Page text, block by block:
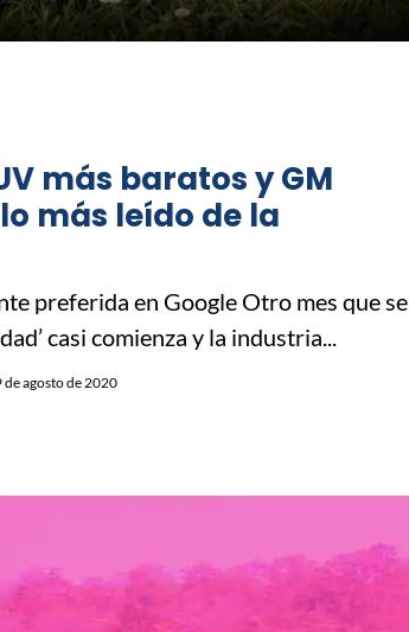
más baratos y GM
más leído de la
preferida en Google Otro mes que se
casi comienza y la industria...
de agosto de 2020